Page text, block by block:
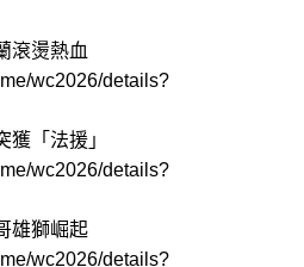
滾燙熱血
wc2026/details?
獲「法援」
wc2026/details?
雄獅崛起
wc2026/details?